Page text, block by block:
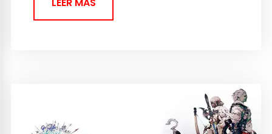
cosa...LEER MAS